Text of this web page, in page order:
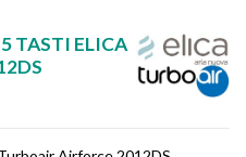
TASTI ELICA